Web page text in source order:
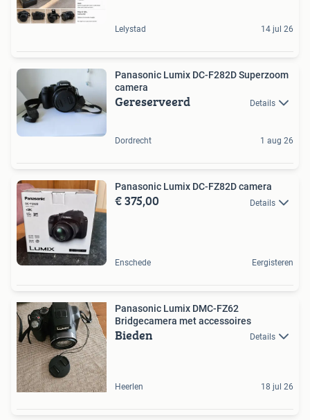
Lelystad 14 jul 26
Panasonic Lumix DC-F282D Superzoom
camera
Gereserveerd Details
Dordrecht 1 aug 26
Panasonic Lumix DC-FZ82D camera
€ 375,00 Details
Enschede Eergisteren
Panasonic Lumix DMC-FZ62
Bridgecamera met accessoires
Bieden Details
Heerlen 18 jul 26